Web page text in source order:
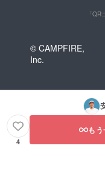
「
© CAMPFIRE,
Inc.
4
も